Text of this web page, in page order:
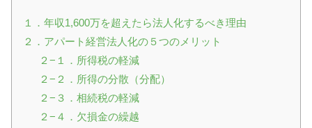
１．年収1,600万を超えたら法人化するべき理由
２．アパート経営法人化の５つのメリット
２−１．所得税の軽減
２−２．所得の分散（分配）
２−３．相続税の軽減
２−４．欠損金の繰越